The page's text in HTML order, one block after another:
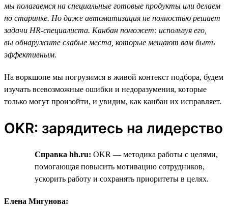
мы полагаемся на специальные готовые продукты или делаем
по старинке. Но даже автоматизация не полностью решает
задачи HR-специалиста. Канбан поможет: используя его,
вы обнаружите слабые места, которые мешают вам быть
эффективным.
На воркшопе мы погрузимся в живой контекст подбора, будем
изучать всевозможные ошибки и недоразумения, которые
только могут произойти, и увидим, как канбан их исправляет.
OKR: зарядитесь на лидерство
Справка hh.ru: OKR — методика работы с целями,
помогающая повысить мотивацию сотрудников,
ускорить работу и сохранять приоритеты в целях.
Елена Мигунова: